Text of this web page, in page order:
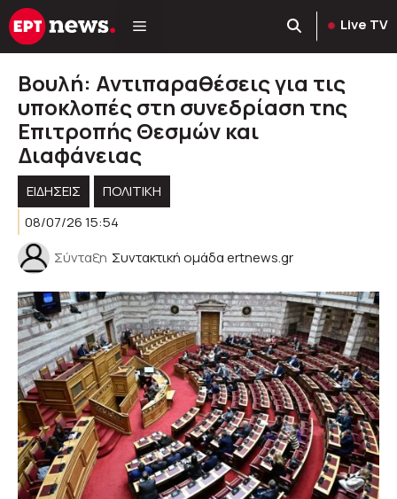
Μετάβαση
σε
Live TV
Βουλή: Αντιπαραθέσεις για τις
υποκλοπές στη συνεδρίαση της
Επιτροπής Θεσμών και
Διαφάνειας
ΕΙΔΗΣΕΙΣ
ΠΟΛΙΤΙΚΉ
08/07/26 15:54
Σύνταξη Συντακτική ομάδα ertnews.gr